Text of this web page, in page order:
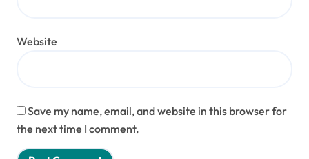
Website
Save my name, email, and website in this browser for
the next time I comment.